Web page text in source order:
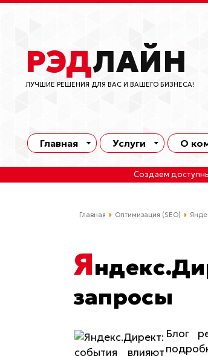
РЭДЛАЙН
ЛУЧШИЕ РЕШЕНИЯ ДЛЯ ВАС И ВАШЕГО БИЗНЕСА!
Главная Услуги О
Создаем
Главная Оптимизация (SEO)
Я
запросы
Блог